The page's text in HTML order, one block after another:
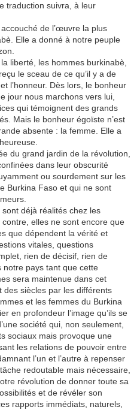
traduction suivra, à leur
de l’œuvre la plus
Elle a donné à notre peuple
liberté, les hommes burkinabè,
le sceau de ce qu’il y a de
l’honneur. Dès lors, le bonheur
jour nous marchons vers lui,
qui témoignent des grands
Mais le bonheur égoïste n’est
absente : la femme. Elle a
du grand jardin de la révolution,
dans leur obscurité
ou sourdement sur les
Burkina Faso et qui ne sont
déjà réalités chez les
elles ne sont encore que
que dépendent la vérité et
vitales, questions
rien de décisif, rien de
pays tant que cette
sera maintenue dans cet
des siècles par les différents
et les femmes du Burkina
en profondeur l’image qu’ils se
société qui, non seulement,
sociaux mais provoque une
les relations de pouvoir entre
l’un et l’autre à repenser
redoutable mais nécessaire,
révolution de donner toute sa
et de révéler son
rapports immédiats, naturels,